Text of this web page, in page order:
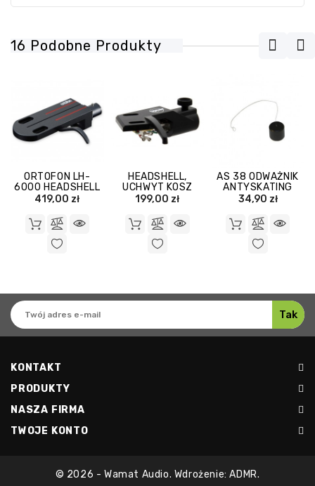
16 Podobne Produkty
ORTOFON LH-
6000 HEADSHELL
/ UCHWYT
GRAMOFONOWEJ
419,00 zł
HEADSHELL,
UCHWYT KOSZ
WKŁADKI TONAR
199,00 zł
AS 38 ODWAŻNIK
ANTYSKATING
ANALOGIS - 3,8 G
34,90 zł
KONTAKT
PRODUKTY
NASZA FIRMA
TWOJE KONTO
© 2026 - Wamat Audio. Wdrożenie: ADMR.